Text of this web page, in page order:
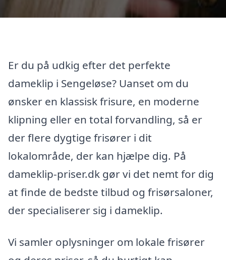
Er du på udkig efter det perfekte
dameklip i Sengeløse? Uanset om du
ønsker en klassisk frisure, en moderne
klipning eller en total forvandling, så er
der flere dygtige frisører i dit
lokalområde, der kan hjælpe dig. På
dameklip-priser.dk gør vi det nemt for dig
at finde de bedste tilbud og frisørsaloner,
der specialiserer sig i dameklip.
Vi samler oplysninger om lokale frisører